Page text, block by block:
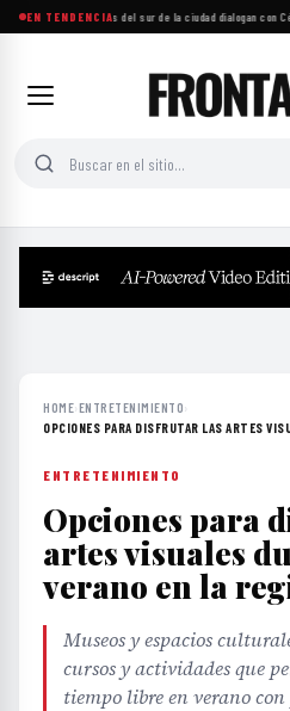
EN TENDENCIA
Más de mil personas del sur de la ciudad dialogan con
HOME›ENTRETENIMIENTO›
OPCIONES PARA DISFRUTAR LAS ARTES
ENTRETENIMIENTO
Opciones para
artes visuales
verano en la
Museos y espacios
cursos y actividades que
tiempo libre en verano